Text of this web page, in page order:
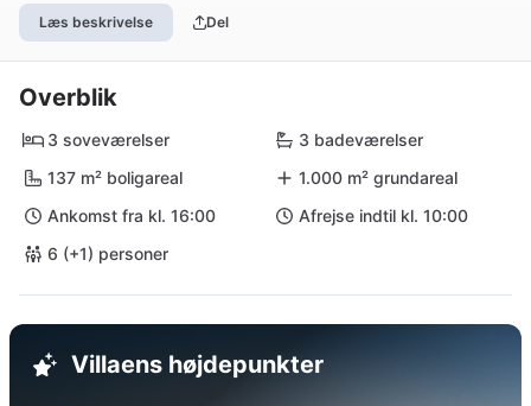
Læs beskrivelse Del
Overblik
3 soveværelser
3 badeværelser
137 m² boligareal
1.000 m² grundareal
Ankomst fra kl. 16:00
Afrejse indtil kl. 10:00
6 (+1) personer
Villaens højdepunkter